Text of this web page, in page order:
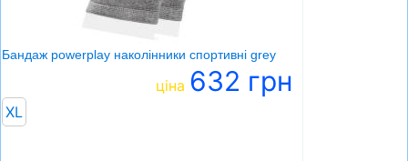
ШОЛОМИ, ЗАХИСТ, ОКУЛЯРИ
БІГ, ФІТНЕС, М'ЯЧІ
Бандаж powerplay наколінники спортивні grey
ціна 632 грн
XL